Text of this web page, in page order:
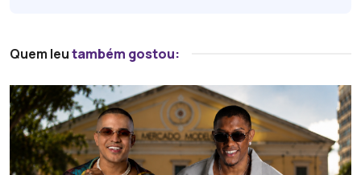
Quem leutambém gostou: